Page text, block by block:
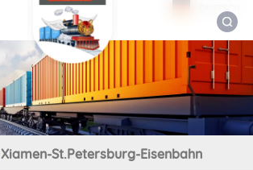
Xiamen-St.Petersburg-Eisenbahn